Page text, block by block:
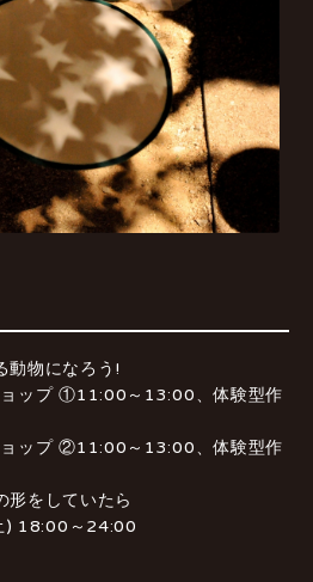
CN
物になろう!
ップ ①11:00～13:00、体験型作
ップ ②11:00～13:00、体験型作
をしていたら
) 18:00～24:00